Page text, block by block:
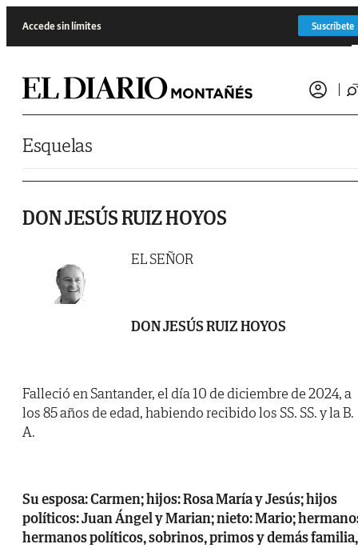
Accede sin límites Suscríbete
Esquelas
DON JESÚS RUIZ HOYOS
EL SEÑOR
DON JESÚS RUIZ HOYOS
Falleció en Santander, el día 10 de diciembre de 2024, a
los 85 años de edad, habiendo recibido los SS. SS. y la B.
A.
Su esposa: Carmen; hijos: Rosa María y Jesús; hijos
políticos: Juan Ángel y Marian; nieto: Mario;
hermanos políticos, sobrinos, primos y demás familia,